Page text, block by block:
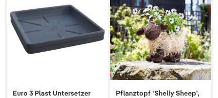
Euro 3 Plast Untersetzer
Pflanztopf 'Shelly Sheep',